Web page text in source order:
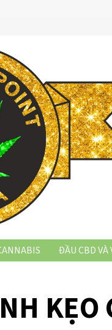
ĐẦU CBD VÀ
KẸO